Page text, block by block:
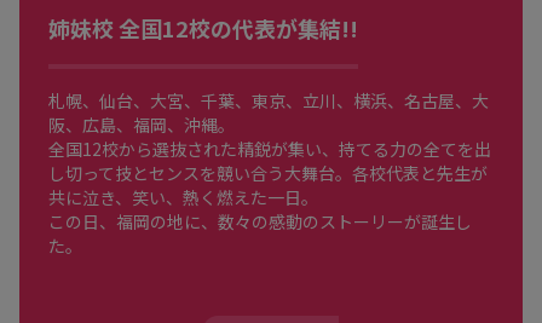
姉妹校 全国12校の代表が集結!!
札幌、仙台、大宮、千葉、東京、立川、横浜、名古屋、大
阪、広島、福岡、沖縄。
全国12校から選抜された精鋭が集い、持てる力の全てを出
し切って技とセンスを競い合う大舞台。各校代表と先生が
共に泣き、笑い、熱く燃えた一日。
この日、福岡の地に、数々の感動のストーリーが誕生し
た。